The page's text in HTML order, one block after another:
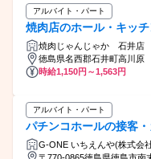
アルバイト・パート
焼肉店のホール・キッ
焼肉じゃんじゃか 石井店
徳島県名西郡石井町高川原
時給1,150円～1,563円
アルバイト・パート
パチンコホールの接客
G-ONE いちえんや(株式会